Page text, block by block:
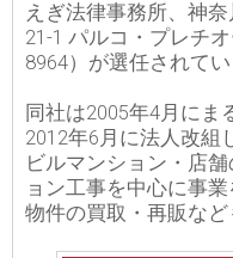
えぎ法律事務所、神
21-1 パルコ・プレチ
8964）が選任されてい
同社は2005年4月にま
2012年6月に法人改組
ビルマンション・店
ョン工事を中心に事
物件の買取・再販など